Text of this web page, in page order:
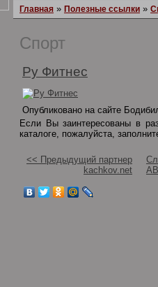
Главная » Полезные ссылки »
Спорт
Ру Фитнес
Опубликовано на сайте
Если Вы заинтересованы в
каталоге, пожалуйста,
<< Предыдущий партнер
kachkov.net